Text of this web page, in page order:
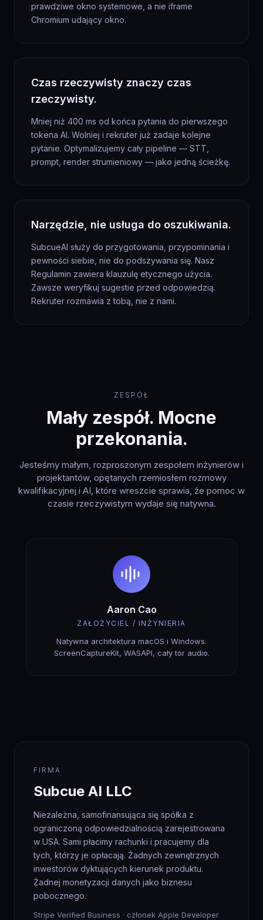
prawdziwe okno systemowe, a nie iframe
Chromium udający okno.
Czas rzeczywisty znaczy czas
rzeczywisty.
Mniej niż 400 ms od końca pytania do pierwszego
tokena AI. Wolniej i rekruter już zadaje kolejne
pytanie. Optymalizujemy cały pipeline — STT,
prompt, render strumieniowy — jako jedną ścieżkę.
Narzędzie, nie usługa do oszukiwania.
SubcueAI służy do przygotowania, przypominania i
pewności siebie, nie do podszywania się. Nasz
Regulamin zawiera klauzulę etycznego użycia.
Zawsze weryfikuj sugestie przed odpowiedzią.
Rekruter rozmawia z tobą, nie z nami.
ZESPÓŁ
Mały zespół. Mocne
przekonania.
Jesteśmy małym, rozproszonym zespołem inżynierów i
projektantów, opętanych rzemiosłem rozmowy
kwalifikacyjnej i AI, które wreszcie sprawia, że pomoc w
czasie rzeczywistym wydaje się natywna.
Aaron Cao
ZAŁOŻYCIEL / INŻYNIERIA
Natywna architektura macOS i Windows.
ScreenCaptureKit, WASAPI, cały tor audio.
FIRMA
Subcue AI LLC
Niezależna, samofinansująca się spółka z
ograniczoną odpowiedzialnością zarejestrowana
w USA. Sami płacimy rachunki i pracujemy dla
tych, którzy je opłacają. Żadnych zewnętrznych
inwestorów dyktujących kierunek produktu.
Żadnej monetyzacji danych jako biznesu
pobocznego.
Stripe Verified Business · członek Apple Developer